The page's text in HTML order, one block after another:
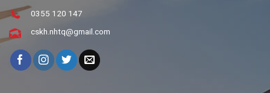
0355 120 147
cskh.nhtq@gmail.com